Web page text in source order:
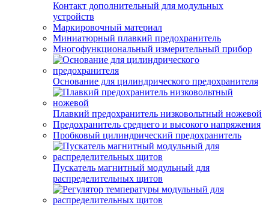
Контакт дополнительный для модульных
устройств
Маркировочный материал
Миниатюрный плавкий предохранитель
Многофункциональный измерительный прибор
Основание для цилиндрического предохранителя
Плавкий предохранитель низковольтный ножевой
Предохранитель среднего и высокого напряжения
Пробковый цилиндрический предохранитель
Пускатель магнитный модульный для
распределительных щитов